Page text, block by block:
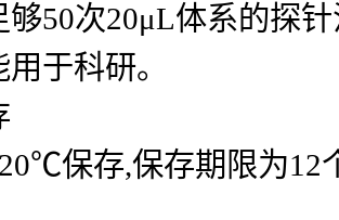
够50次20μL体系的探
于科研。
保存,保存期限为12